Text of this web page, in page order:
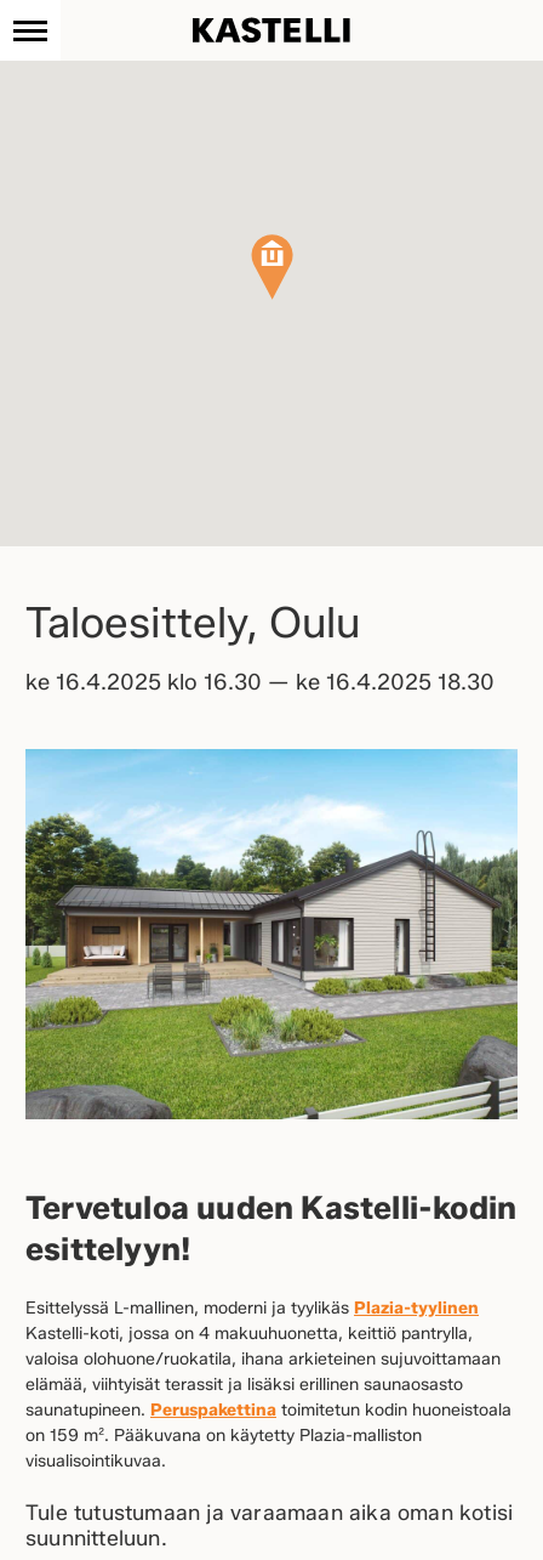
Kastelli
Taloesittely, Oulu
ke 16.4.2025 klo 16.30 — ke 16.4.2025 18.30
Tervetuloa uuden Kastelli-kodin
esittelyyn!
Esittelyssä L-mallinen, moderni ja tyylikäs Plazia-tyylinen
Kastelli-koti, jossa on 4 makuuhuonetta, keittiö pantrylla,
valoisa olohuone/ruokatila, ihana arkieteinen sujuvoittamaan
elämää, viihtyisät terassit ja lisäksi erillinen saunaosasto
saunatupineen. Peruspakettina toimitetun kodin huoneistoala
on 159 m². Pääkuvana on käytetty Plazia-malliston
visualisointikuvaa.
Tule tutustumaan ja varaamaan aika oman kotisi
suunnitteluun.